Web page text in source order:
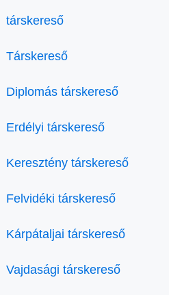
társkereső
Társkereső
Diplomás társkereső
Erdélyi társkereső
Keresztény társkereső
Felvidéki társkereső
Kárpátaljai társkereső
Vajdasági társkereső